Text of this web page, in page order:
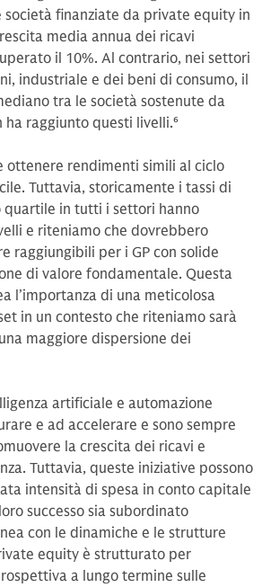
società finanziate da private equity in
media annua dei ricavi
il 10%. Al contrario, nei settori
industriale e dei beni di consumo, il
tra le società sostenute da
raggiunto questi livelli.6
ottenere rendimenti simili al ciclo
Tuttavia, storicamente i tassi di
quartile in tutti i settori hanno
e riteniamo che dovrebbero
raggiungibili per i GP con solide
di valore fondamentale. Questa
l’importanza di una meticolosa
in un contesto che riteniamo sarà
maggiore dispersione dei
artificiale e automazione
e ad accelerare e sono sempre
la crescita dei ricavi e
Tuttavia, queste iniziative possono
intensità di spesa in conto capitale
successo sia subordinato
con le dinamiche e le strutture
equity è strutturato per
a lungo termine sulle